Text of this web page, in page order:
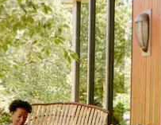
cima e para baixo do